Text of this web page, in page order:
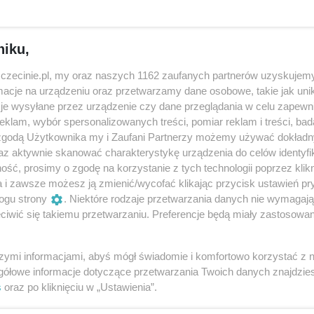
nie tylko serce, ale i duszę opowie jego wieloletni
wieżowego – wnętrze, Wieża Zegarowa – z zewnątrz na
szczecińskiego zamku jest kunsztownie
oryginalnym wyglądem. Na głównej, godzinowej tarczy
w ustach ma cyfrę wskazującą dzień miesiąca. Jego
nosa. Dolna tarcza wskazująca kwadranse,
wygasłej w 1637 roku dynastii Gryfitów. Lwy
wdzięczności dla szczecinian za pomoc w walce z
na Pomorzu Szwedów, dla których zamek był
złotą kulę w górnej części zegara, obracającą
uderza w dwa dzwony, wybija prawą ręką mijające
my oraz naszych 1162 zaufanych partnerów
na urządzeniu oraz przetwarzamy dane osobowe, takie jak
wysyłane przez urządzenie czy dane przeglądania w celu
wybór spersonalizowanych treści, pomiar reklam i treści,
Użytkownika my i Zaufani Partnerzy możemy używać
aktywnie skanować charakterystykę urządzenia do celów
prosimy o zgodę na korzystanie z tych technologii poprzez
i zawsze możesz ją zmienić/wycofać klikając przycisk ustawień
strony
. Niektóre rodzaje przetwarzania danych nie
się takiemu przetwarzaniu. Preferencje będą miały
informacjami, abyś mógł świadomie i komfortowo korzystać z
informacje dotyczące przetwarzania Twoich danych
oraz po kliknięciu w „Ustawienia”.